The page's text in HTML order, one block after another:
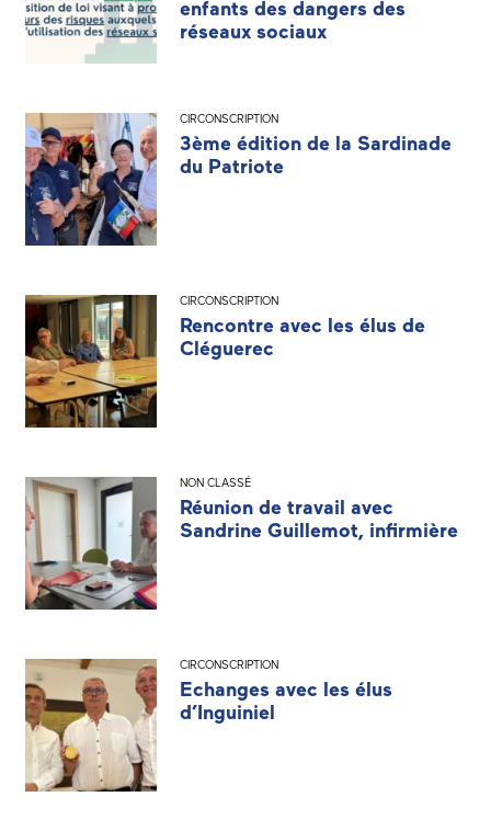
enfants des dangers des
réseaux sociaux
CIRCONSCRIPTION
3ème édition de la Sardinade
du Patriote
CIRCONSCRIPTION
Rencontre avec les élus de
Cléguerec
NON CLASSÉ
Réunion de travail avec
Sandrine Guillemot, infirmière
CIRCONSCRIPTION
Echanges avec les élus
d’Inguiniel